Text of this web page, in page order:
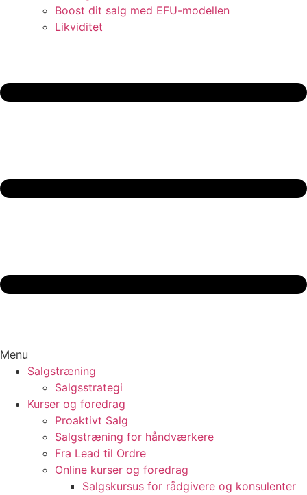
Boost dit salg med EFU-modellen
Likviditet
Menu
Salgstræning
Salgsstrategi
Kurser og foredrag
Proaktivt Salg
Salgstræning for håndværkere
Fra Lead til Ordre
Online kurser og foredrag
Salgskursus for rådgivere og konsulenter